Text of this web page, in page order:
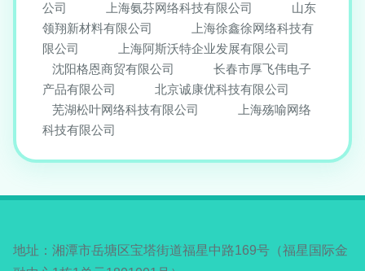
公司
上海氨芬网络科技有限公司
山东
领翔新材料有限公司
上海徐鑫徐网络科技有
限公司
上海阿斯沃特企业发展有限公司
沈阳格恩商贸有限公司
长春市厚飞伟电子
产品有限公司
北京诚康优科技有限公司
芜湖松叶网络科技有限公司
上海殇喻网络
科技有限公司
地址：湘潭市岳塘区宝塔街道福星中路169号（福星国际金